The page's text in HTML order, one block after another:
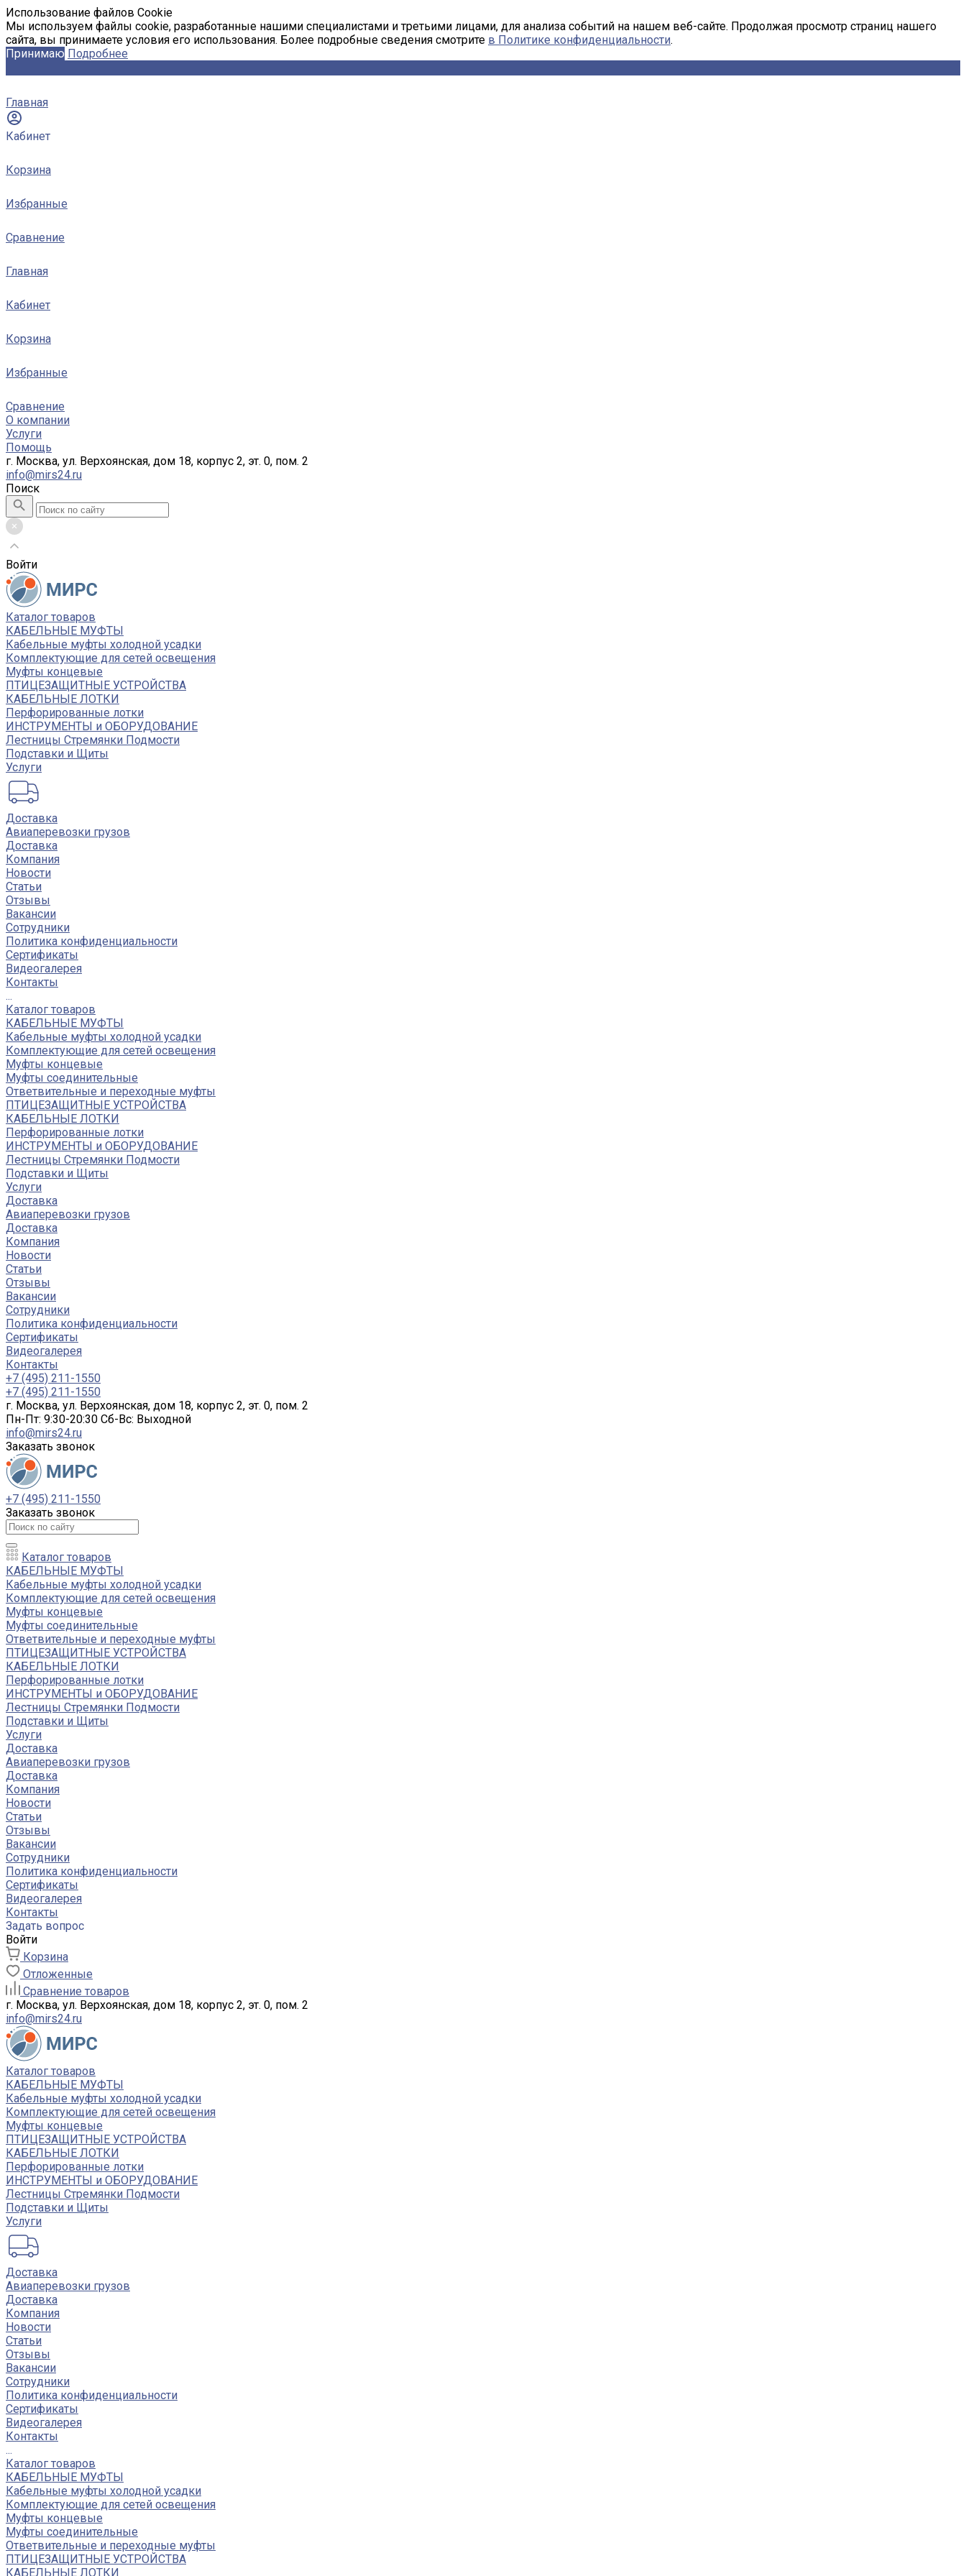
Использование файлов Cookie
Мы используем файлы cookie, разработанные нашими специалистами и третьими лицами, для анализа событий на нашем веб-сайте. Продолжая просмотр страниц нашего
сайта, вы принимаете условия его использования. Более подробные сведения смотрите в Политике конфиденциальности.
Принимаю Подробнее
Главная
Кабинет
Корзина
Избранные
Сравнение
Главная
Кабинет
Корзина
Избранные
Сравнение
О компании
Услуги
Помощь
г. Москва, ул. Верхоянская, дом 18, корпус 2, эт. 0, пом. 2
info@mirs24.ru
Поиск
Войти
Каталог товаров
КАБЕЛЬНЫЕ МУФТЫ
Кабельные муфты холодной усадки
Комплектующие для сетей освещения
Муфты концевые
ПТИЦЕЗАЩИТНЫЕ УСТРОЙСТВА
КАБЕЛЬНЫЕ ЛОТКИ
Перфорированные лотки
ИНСТРУМЕНТЫ и ОБОРУДОВАНИЕ
Лестницы Стремянки Подмости
Подставки и Щиты
Услуги
Доставка
Авиаперевозки грузов
Доставка
Компания
Новости
Статьи
Отзывы
Вакансии
Сотрудники
Политика конфиденциальности
Сертификаты
Видеогалерея
Контакты
...
Каталог товаров
КАБЕЛЬНЫЕ МУФТЫ
Кабельные муфты холодной усадки
Комплектующие для сетей освещения
Муфты концевые
Муфты соединительные
Ответвительные и переходные муфты
ПТИЦЕЗАЩИТНЫЕ УСТРОЙСТВА
КАБЕЛЬНЫЕ ЛОТКИ
Перфорированные лотки
ИНСТРУМЕНТЫ и ОБОРУДОВАНИЕ
Лестницы Стремянки Подмости
Подставки и Щиты
Услуги
Доставка
Авиаперевозки грузов
Доставка
Компания
Новости
Статьи
Отзывы
Вакансии
Сотрудники
Политика конфиденциальности
Сертификаты
Видеогалерея
Контакты
+7 (495) 211-1550
+7 (495) 211-1550
г. Москва, ул. Верхоянская, дом 18, корпус 2, эт. 0, пом. 2
Пн-Пт: 9:30-20:30 Cб-Вс: Выходной
info@mirs24.ru
Заказать звонок
+7 (495) 211-1550
Заказать звонок
Каталог товаров
КАБЕЛЬНЫЕ МУФТЫ
Кабельные муфты холодной усадки
Комплектующие для сетей освещения
Муфты концевые
Муфты соединительные
Ответвительные и переходные муфты
ПТИЦЕЗАЩИТНЫЕ УСТРОЙСТВА
КАБЕЛЬНЫЕ ЛОТКИ
Перфорированные лотки
ИНСТРУМЕНТЫ и ОБОРУДОВАНИЕ
Лестницы Стремянки Подмости
Подставки и Щиты
Услуги
Доставка
Авиаперевозки грузов
Доставка
Компания
Новости
Статьи
Отзывы
Вакансии
Сотрудники
Политика конфиденциальности
Сертификаты
Видеогалерея
Контакты
Задать вопрос
Войти
Корзина
Отложенные
Сравнение товаров
г. Москва, ул. Верхоянская, дом 18, корпус 2, эт. 0, пом. 2
info@mirs24.ru
Каталог товаров
КАБЕЛЬНЫЕ МУФТЫ
Кабельные муфты холодной усадки
Комплектующие для сетей освещения
Муфты концевые
ПТИЦЕЗАЩИТНЫЕ УСТРОЙСТВА
КАБЕЛЬНЫЕ ЛОТКИ
Перфорированные лотки
ИНСТРУМЕНТЫ и ОБОРУДОВАНИЕ
Лестницы Стремянки Подмости
Подставки и Щиты
Услуги
Доставка
Авиаперевозки грузов
Доставка
Компания
Новости
Статьи
Отзывы
Вакансии
Сотрудники
Политика конфиденциальности
Сертификаты
Видеогалерея
Контакты
...
Каталог товаров
КАБЕЛЬНЫЕ МУФТЫ
Кабельные муфты холодной усадки
Комплектующие для сетей освещения
Муфты концевые
Муфты соединительные
Ответвительные и переходные муфты
ПТИЦЕЗАЩИТНЫЕ УСТРОЙСТВА
КАБЕЛЬНЫЕ ЛОТКИ